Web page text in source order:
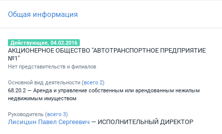
Общая информация
Действующее, 04.02.2016
АКЦИОНЕРНОЕ ОБЩЕСТВО "АВТОТРАНСПОРТНОЕ ПРЕДПРИЯТИЕ
№1"
Нет представительств и филиалов
Основной вид деятельности (всего 2)
68.20.2 — Аренда и управление собственным или арендованным нежилым
недвижимым имуществом
Руководитель (всего 3)
Лисицын Павел Сергеевич — ИСПОЛНИТЕЛЬНЫЙ ДИРЕКТОР